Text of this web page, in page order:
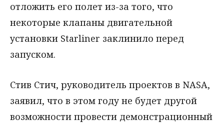
отложить его полет из-за того, что
некоторые клапаны двигательной
установки Starliner заклинило перед
запуском.
Стив Стич, руководитель проектов в NASA,
заявил, что в этом году не будет другой
возможности провести демонстрационный